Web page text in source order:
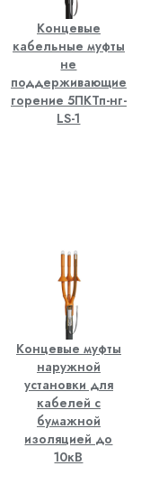
Концевые
кабельные муфты
не
поддерживающие
горение 5ПКТп-нг-
LS-1
Концевые муфты
наружной
установки для
кабелей с
бумажной
изоляцией до
10кВ